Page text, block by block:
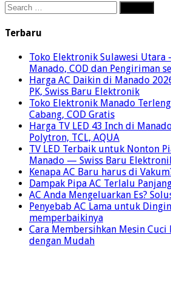
Search
Terbaru
Toko Elektronik Sulawesi Utara
Manado, COD dan Pengiriman
Harga AC Daikin di Manado
PK, Swiss Baru Elektronik
Toko Elektronik Manado
Cabang, COD Gratis
Harga TV LED 43 Inch di
Polytron, TCL, AQUA
TV LED Terbaik untuk Nonton
Manado — Swiss Baru
Kenapa AC Baru harus di
Dampak Pipa AC Terlalu
AC Anda Mengeluarkan Es?
Penyebab AC Lama untuk
memperbaikinya
Cara Membersihkan Mesin Cuci
dengan Mudah